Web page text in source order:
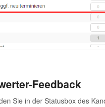
Feedback
Sie in der Statusbox des